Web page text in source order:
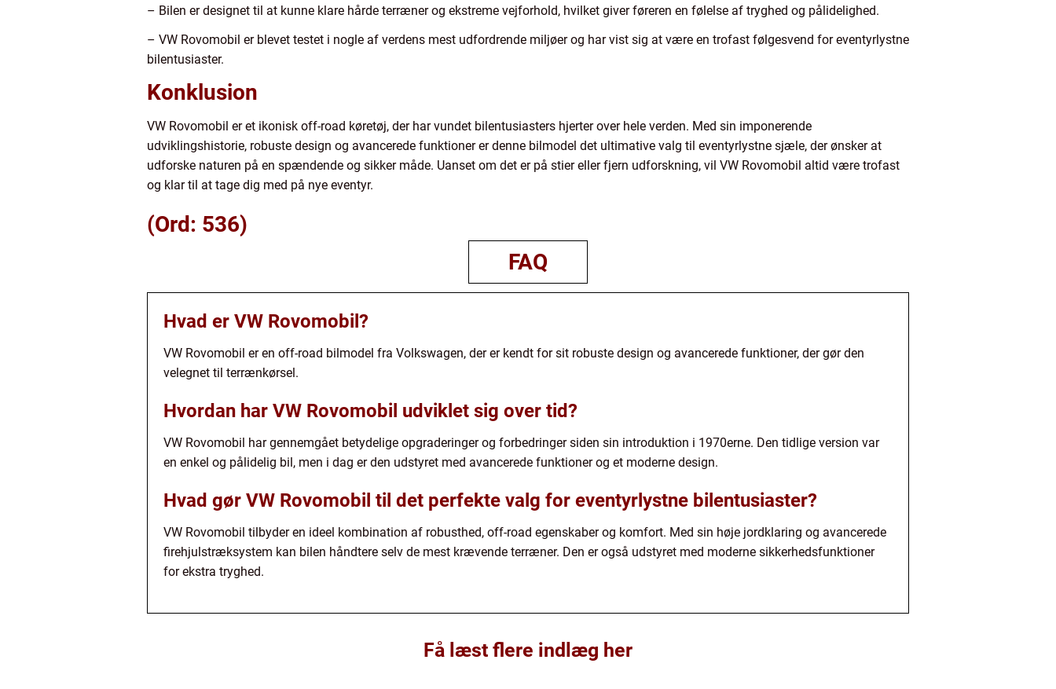
– Bilen er designet til at kunne klare hårde terræner og ekstreme vejforhold, hvilket giver føreren en følelse af tryghed og pålidelighed.
– VW Rovomobil er blevet testet i nogle af verdens mest udfordrende miljøer og har vist sig at være en trofast følgesvend for eventyrlystne
bilentusiaster.
Konklusion
VW Rovomobil er et ikonisk off-road køretøj, der har vundet bilentusiasters hjerter over hele verden. Med sin imponerende
udviklingshistorie, robuste design og avancerede funktioner er denne bilmodel det ultimative valg til eventyrlystne sjæle, der ønsker at
udforske naturen på en spændende og sikker måde. Uanset om det er på stier eller fjern udforskning, vil VW Rovomobil altid være trofast
og klar til at tage dig med på nye eventyr.
(Ord: 536)
FAQ
Hvad er VW Rovomobil?
VW Rovomobil er en off-road bilmodel fra Volkswagen, der er kendt for sit robuste design og avancerede funktioner, der gør den
velegnet til terrænkørsel.
Hvordan har VW Rovomobil udviklet sig over tid?
VW Rovomobil har gennemgået betydelige opgraderinger og forbedringer siden sin introduktion i 1970erne. Den tidlige version var
en enkel og pålidelig bil, men i dag er den udstyret med avancerede funktioner og et moderne design.
Hvad gør VW Rovomobil til det perfekte valg for eventyrlystne bilentusiaster?
VW Rovomobil tilbyder en ideel kombination af robusthed, off-road egenskaber og komfort. Med sin høje jordklaring og avancerede
firehjulstræksystem kan bilen håndtere selv de mest krævende terræner. Den er også udstyret med moderne sikkerhedsfunktioner
for ekstra tryghed.
Få læst flere indlæg her